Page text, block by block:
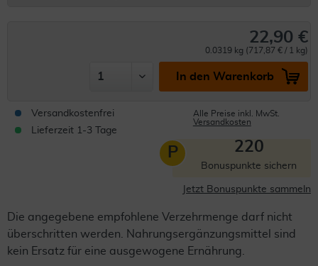
22,90 €
0.0319 kg (717,87 € / 1 kg)
In den Warenkorb
Versandkostenfrei
Lieferzeit 1-3 Tage
Alle Preise inkl. MwSt.
Versandkosten
P 220
Bonuspunkte sichern
Jetzt Bonuspunkte sammeln
Die angegebene empfohlene Verzehrmenge darf nicht
überschritten werden. Nahrungsergänzungsmittel sind
kein Ersatz für eine ausgewogene Ernährung.